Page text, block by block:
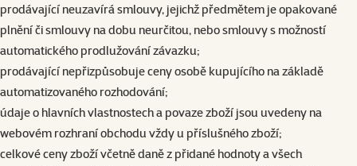
prodávající neuzavírá smlouvy, jejichž předmětem je opakované
plnění či smlouvy na dobu neurčitou, nebo smlouvy s možností
automatického prodlužování závazku;
prodávající nepřizpůsobuje ceny osobě kupujícího na základě
automatizovaného rozhodování;
údaje o hlavních vlastnostech a povaze zboží jsou uvedeny na
webovém rozhraní obchodu vždy u příslušného zboží;
celkové ceny zboží včetně daně z přidané hodnoty a všech